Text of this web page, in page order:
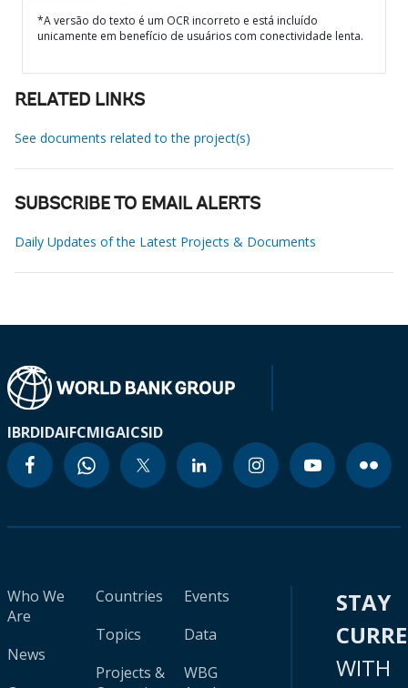
*A versão do texto é um OCR incorreto e está incluído
unicamente em benefício de usuários com conectividade lenta.
RELATED LINKS
See documents related to the project(s)
SUBSCRIBE TO EMAIL ALERTS
Daily Updates of the Latest Projects & Documents
IBRDIDAIFCMIGAICSID
Who We
Are
News
Countries
Topics
Projects &
Events
Data
WBG
STAY
WITH